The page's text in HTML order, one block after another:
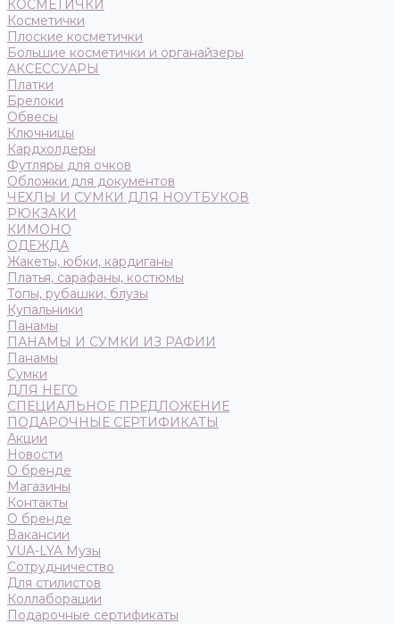
КОСМЕТИЧКИ
Косметички
Плоские косметички
Большие косметички и органайзеры
АКСЕССУАРЫ
Платки
Брелоки
Обвесы
Ключницы
Кардхолдеры
Футляры для очков
Обложки для документов
ЧЕХЛЫ И СУМКИ ДЛЯ НОУТБУКОВ
РЮКЗАКИ
КИМОНО
ОДЕЖДА
Жакеты, юбки, кардиганы
Платья, сарафаны, костюмы
Топы, рубашки, блузы
Купальники
Панамы
ПАНАМЫ И СУМКИ ИЗ РАФИИ
Панамы
Сумки
ДЛЯ НЕГО
СПЕЦИАЛЬНОЕ ПРЕДЛОЖЕНИЕ
ПОДАРОЧНЫЕ СЕРТИФИКАТЫ
Акции
Новости
О бренде
Магазины
Контакты
О бренде
Вакансии
VUA-LYA Музы
Сотрудничество
Для стилистов
Коллаборации
Подарочные сертификаты